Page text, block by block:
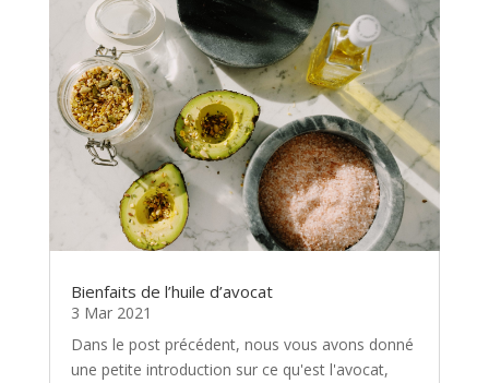
Bienfaits de l’huile d’avocat
3 Mar 2021
Dans le post précédent, nous vous avons donné
une petite introduction sur ce qu'est l'avocat,